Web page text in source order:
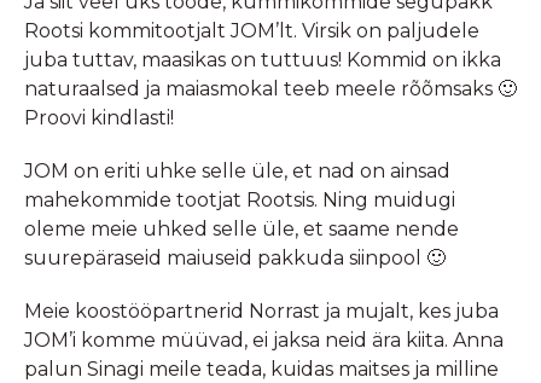
Rootsi kommitootjalt JOM’lt. Virsik on paljudele
juba tuttav, maasikas on tuttuus! Kommid on ikka
naturaalsed ja maiasmokal teeb meele rõõmsaks 🙂
Proovi kindlasti!
JOM on eriti uhke selle üle, et nad on ainsad
mahekommide tootjat Rootsis. Ning muidugi
oleme meie uhked selle üle, et saame nende
suurepäraseid maiuseid pakkuda siinpool 🙂
Meie koostööpartnerid Norrast ja mujalt, kes juba
JOM’i komme müüvad, ei jaksa neid ära kiita. Anna
palun Sinagi meile teada, kuidas maitses ja milline